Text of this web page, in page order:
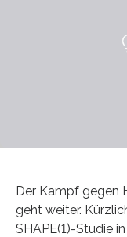
Der Kampf gegen
geht weiter.
SHAPE(1)-Studie